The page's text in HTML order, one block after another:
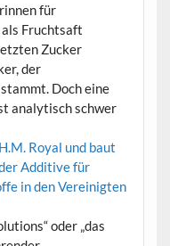
für
Fruchtsaft
Zucker
der
Doch eine
analytisch schwer
Royal und baut
Additive für
in den Vereinigten
oder „das